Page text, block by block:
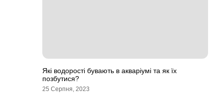
Які водорості бувають в акваріумі та як їх
позбутися?
25 Серпня, 2023